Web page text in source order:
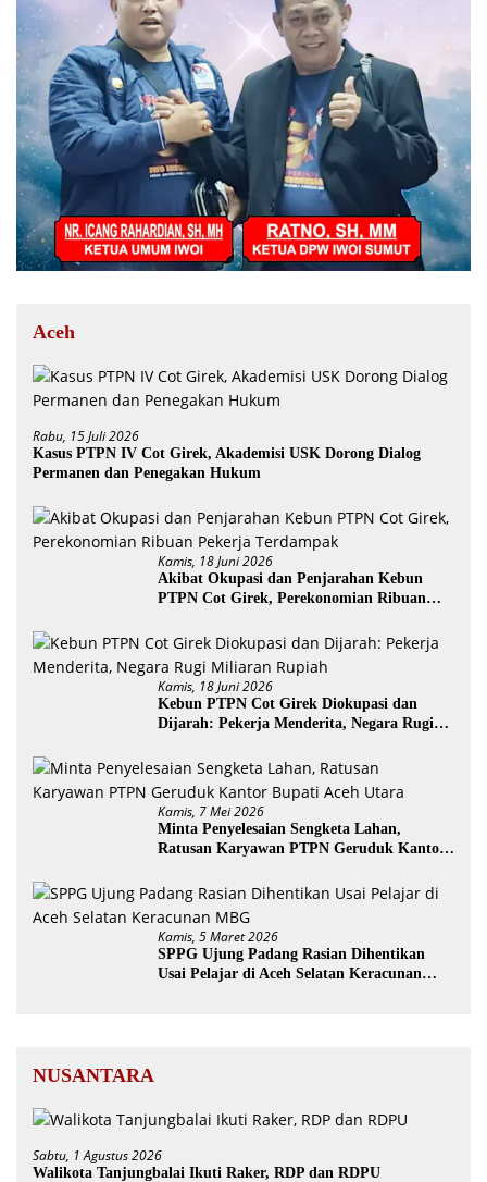
Aceh
Rabu, 15 Juli 2026
Kasus PTPN IV Cot Girek, Akademisi USK Dorong Dialog
Permanen dan Penegakan Hukum
Kamis, 18 Juni 2026
Akibat Okupasi dan Penjarahan Kebun
PTPN Cot Girek, Perekonomian Ribuan
Kamis, 18 Juni 2026
Kebun PTPN Cot Girek Diokupasi dan
Dijarah: Pekerja Menderita, Negara Rugi
Kamis, 7 Mei 2026
Minta Penyelesaian Sengketa Lahan,
Ratusan Karyawan PTPN Geruduk Kantor
Kamis, 5 Maret 2026
SPPG Ujung Padang Rasian Dihentikan
Usai Pelajar di Aceh Selatan Keracunan
NUSANTARA
Sabtu, 1 Agustus 2026
Walikota Tanjungbalai Ikuti Raker, RDP dan RDPU